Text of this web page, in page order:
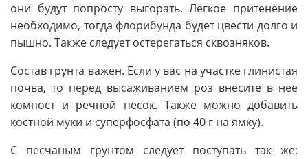
они будут попросту выгорать. Лёгкое притенение
необходимо, тогда флорибунда будет цвести долго и
пышно. Также следует остерегаться сквозняков.
Состав грунта важен. Если у вас на участке глинистая
почва, то перед высаживанием роз внесите в нее
компост и речной песок. Также можно добавить
костной муки и суперфосфата (по 40 г на ямку).
С песчаным грунтом следует поступать так же: